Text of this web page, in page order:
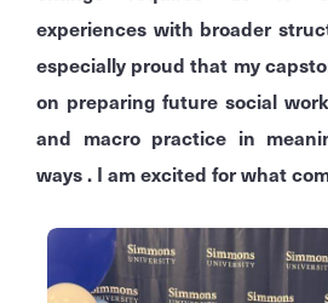
experiences with broader
especially proud that my
on preparing future social
and macro practice in
ways . I am excited for what